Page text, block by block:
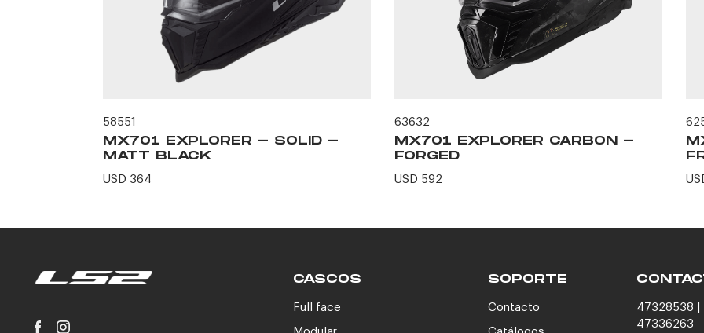
58551
MX701 EXPLORER - SOLID -
MATT BLACK
USD 364
63632
MX701 EXPLORER CARBON -
FORGED
USD 592
CASCOS
Full face
SOPORTE
Contacto
47328538 |
47336263